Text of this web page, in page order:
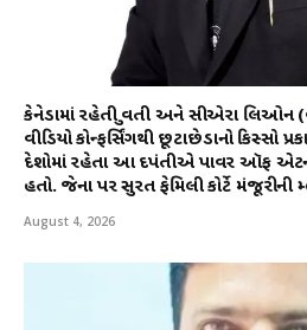
કેનેડામાં રહેતી યુવતી અને સીએરા લિઓન
વીડિયો કોન્ફર્સિંગથી છૂટાછેડાનો
દેશોમાં રહેતા આ દપંતીએ પાવર ઑફ એટર્ની
હતો. જેના પર સુરત ફેમિલી કોર્ટે મંજૂરીની
August 4, 2026